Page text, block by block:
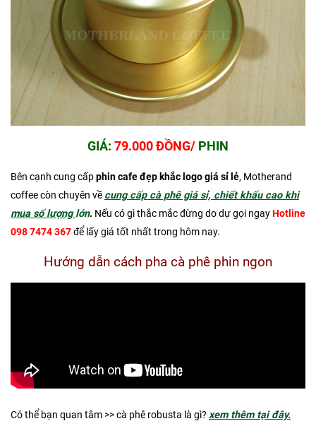
GIÁ: 79.000 ĐỒNG/ PHIN
Bên cạnh cung cấpphin cafe đẹp khắc logo giá sỉ lẻ, Motherand
coffee còn chuyên về cung cấp cà phê giá sỉ, chiết khấu cao khi
mua số lượnglớn. Nếu có gì thắc mắc đừng do dự gọi ngayHotline
098 7474 367để lấy giá tốt nhất trong hôm nay.
Hướng dẫn cách pha cà phê phin ngon
Có thể bạn quan tâm >> cà phê robusta là gì? xem thêm tại đây.